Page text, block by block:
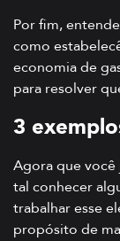
Por fim,
como
economia de
para resolver
3
Agora que
tal conhecer
trabalhar esse
propósito de